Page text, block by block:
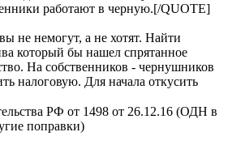
работают в черную.[/QUOTE]
не немогут, а не хотят. Найти
который бы нашел спрятанное
На собственников - чернушников
налоговую. Для начала откусить
РФ от 1498 от 26.12.16 (ОДН в
поправки)